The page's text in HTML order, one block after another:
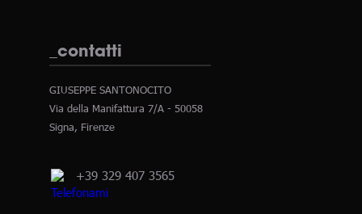
_contatti
GIUSEPPE SANTONOCITO
Via della Manifattura 7/A - 50058
Signa, Firenze
+39 329 407 3565